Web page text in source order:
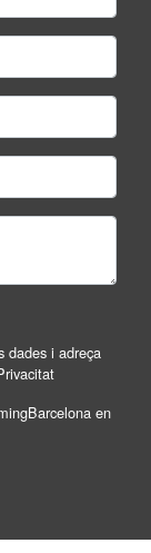
dades i adreça
en